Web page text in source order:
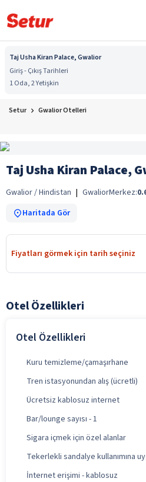
Taj Usha Kiran Palace, Gwalior
Giriş - Çıkış Tarihleri
1 Oda, 2 Yetişkin
Setur Gwalior Otelleri
Taj Usha Kiran Palace,
Gwalior / Hindistan | GwaliorMerkez:
Haritada Gör
Fiyatları görmek için tarih seçiniz
Otel Özellikleri
Otel Özellikleri
Kuru temizleme/çamaşırhane
Tren istasyonundan alış (ücretli)
Ücretsiz kablosuz internet
Bar/lounge sayısı - 1
Sigara içmek için özel alanlar
Tekerlekli sandalye kullanımına
İnternet erişimi - kablosuz